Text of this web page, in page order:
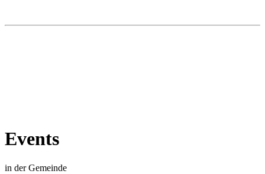
Events
in der Gemeinde